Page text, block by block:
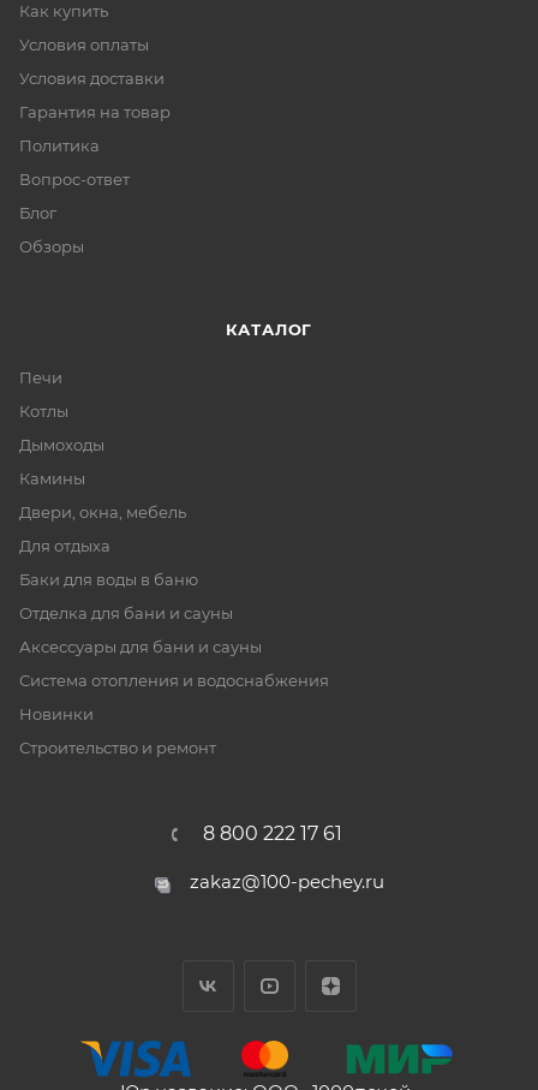
Как купить
Условия оплаты
Условия доставки
Гарантия на товар
Политика
Вопрос-ответ
Блог
Обзоры
КАТАЛОГ
Печи
Котлы
Дымоходы
Камины
Двери, окна, мебель
Для отдыха
Баки для воды в баню
Отделка для бани и сауны
Аксессуары для бани и сауны
Система отопления и водоснабжения
Новинки
Строительство и ремонт
8 800 222 17 61
zakaz@100-pechey.ru